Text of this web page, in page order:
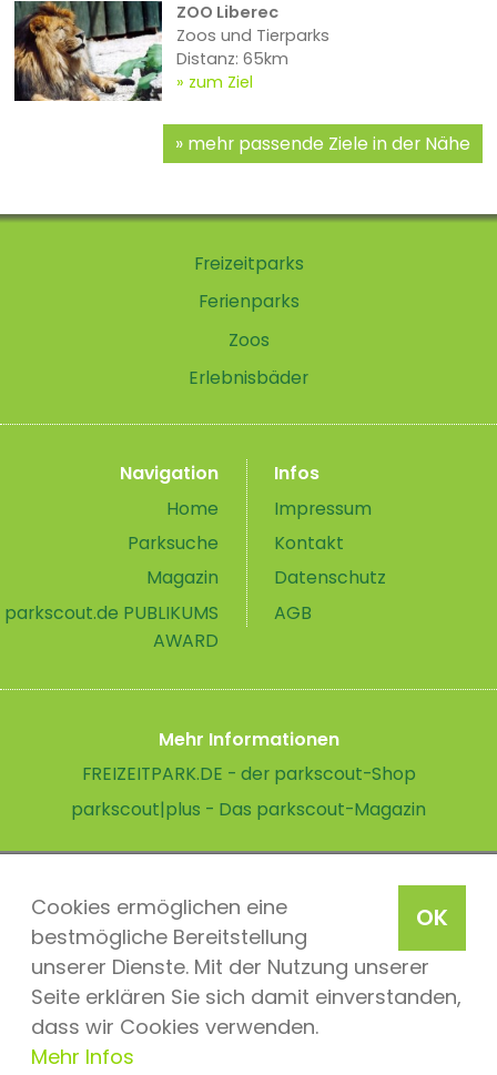
OK
Cookies ermöglichen eine
bestmögliche Bereitstellung
unserer Dienste. Mit der Nutzung unserer
Seite erklären Sie sich damit einverstanden,
dass wir Cookies verwenden.
Mehr Infos
ZOO Liberec
Zoos und Tierparks
Distanz: 65km
zum Ziel
mehr passende Ziele in der Nähe
Freizeitparks
Ferienparks
Zoos
Erlebnisbäder
Navigation
Home
Parksuche
Magazin
parkscout.de PUBLIKUMS
AWARD
Infos
Impressum
Kontakt
Datenschutz
AGB
Mehr Informationen
FREIZEITPARK.DE - der parkscout-Shop
parkscout|plus - Das parkscout-Magazin
parkscout.de 2026, ein Produkt der Parkteam AG